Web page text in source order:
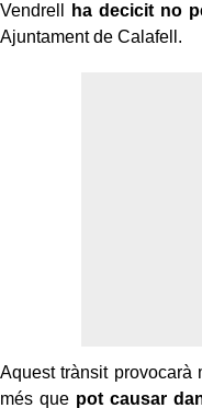
Vendrell
ha decicit no
Ajuntament de Calafell.
Aquest trànsit
més que pot causar